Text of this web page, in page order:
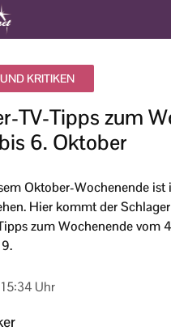
KRITIKEN
TV-Tipps zum
6. Oktober
Oktober-Wochenende ist
Hier kommt der
zum Wochenende vom
Uhr